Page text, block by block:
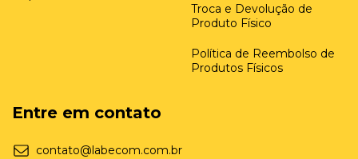
Troca e Devolução de
Produto Físico
Política de Reembolso de
Produtos Físicos
Entre em contato
contato@labecom.com.br